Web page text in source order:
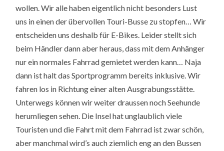
wollen. Wir alle haben eigentlich nicht besonders Lust
uns in einen der übervollen Touri-Busse zu stopfen… Wir
entscheiden uns deshalb für E-Bikes. Leider stellt sich
beim Händler dann aber heraus, dass mit dem Anhänger
nur ein normales Fahrrad gemietet werden kann… Naja
dann ist halt das Sportprogramm bereits inklusive. Wir
fahren los in Richtung einer alten Ausgrabungsstätte.
Unterwegs können wir weiter draussen noch Seehunde
herumliegen sehen. Die Insel hat unglaublich viele
Touristen und die Fahrt mit dem Fahrrad ist zwar schön,
aber manchmal wird’s auch ziemlich eng an den Bussen